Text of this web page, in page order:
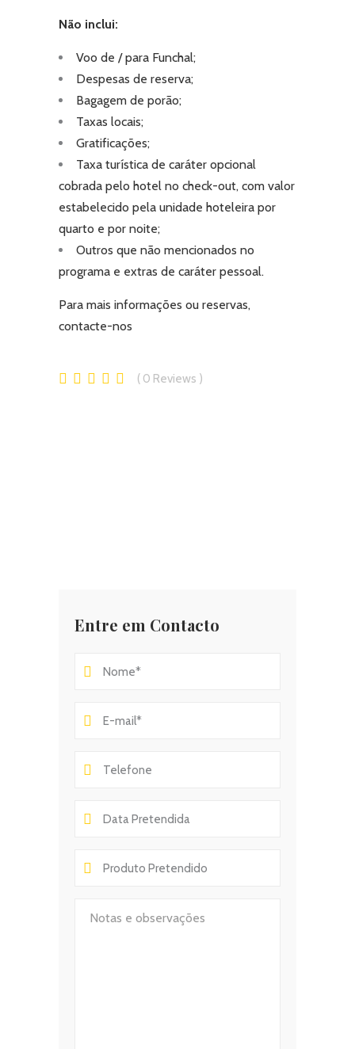
Não inclui:
Voo de / para Funchal;
Despesas de reserva;
Bagagem de porão;
Taxas locais;
Gratificações;
Taxa turística de caráter opcional
cobrada pelo hotel no check-out, com valor
estabelecido pela unidade hoteleira por
quarto e por noite;
Outros que não mencionados no
programa e extras de caráter pessoal.
Para mais informações ou reservas,
contacte-nos
0 Reviews
Entre em Contacto